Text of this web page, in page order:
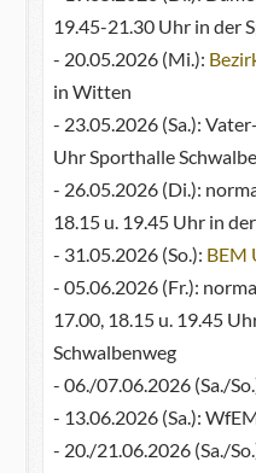
19.45-21.30 Uhr in der
- 20.05.2026 (Mi.):
in Witten
- 23.05.2026 (Sa.):
Uhr Sporthalle
- 26.05.2026 (Di.):
18.15 u. 19.45 Uhr in
- 31.05.2026 (So.): BEM
- 05.06.2026 (Fr.):
17.00, 18.15 u. 19.45
Schwalbenweg
- 06./07.06.2026 (Sa./
- 13.06.2026 (Sa.):
- 20./21.06.2026 (Sa./